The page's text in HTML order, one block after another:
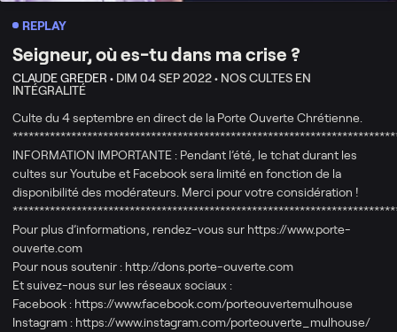
REPLAY
Seigneur, où es-tu dans ma crise ?
CLAUDE GREDER • DIM 04 SEP 2022 • NOS CULTES EN
INTÉGRALITÉ
Culte du 4 septembre en direct de la Porte Ouverte Chrétienne.
INFORMATION IMPORTANTE : Pendant l’été, le tchat durant les
cultes sur Youtube et Facebook sera limité en fonction de la
disponibilité des modérateurs. Merci pour votre considération !
Pour plus d’informations, rendez-vous sur https://www.porte-
ouverte.com​
Pour nous soutenir : http://dons.porte-ouverte.com
Et suivez-nous sur les réseaux sociaux :
Facebook : https://www.facebook.com/porteouvertemulhouse
Instagram : https://www.instagram.com/porteouverte_mulhouse/